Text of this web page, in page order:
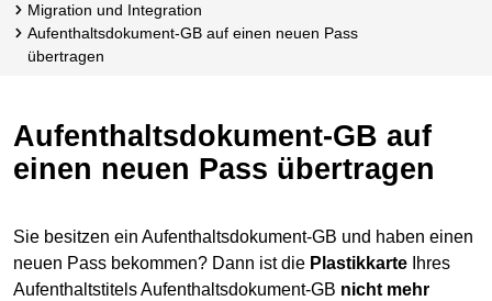
Migration und Integration
Aufenthaltsdokument-GB auf einen neuen Pass
übertragen
Aufenthaltsdokument-GB auf
einen neuen Pass übertragen
Sie besitzen ein Aufenthaltsdokument-GB und haben einen
neuen Pass bekommen? Dann ist die Plastikkarte Ihres
Aufenthaltstitels Aufenthaltsdokument-GB nicht mehr